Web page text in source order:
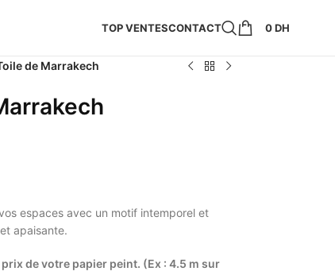
TOP VENTESCONTACT 0DH
de Marrakech
espaces avec un motif intemporel et
apaisante.
de votre papier peint. (Ex : 4.5 m sur